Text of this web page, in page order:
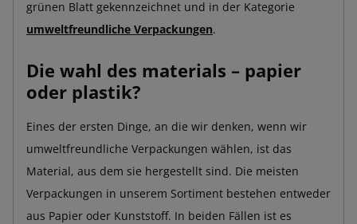
grünen Blatt gekennzeichnet und in der Kategorie
umweltfreundliche Verpackungen.
Die wahl des materials – papier
oder plastik?
Eines der ersten Dinge, an die wir denken, wenn wir
umweltfreundliche Verpackungen wählen, ist das
Material, aus dem sie hergestellt sind. Die meisten
Verpackungen in unserem Sortiment bestehen entweder
aus Papier oder Kunststoff. In beiden Fällen ist es